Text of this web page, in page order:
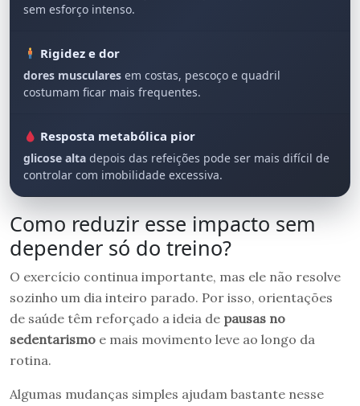
sem esforço intenso.
Rigidez e dor
dores musculares em costas, pescoço e quadril
costumam ficar mais frequentes.
Resposta metabólica pior
glicose alta depois das refeições pode ser mais difícil de
controlar com imobilidade excessiva.
Como reduzir esse impacto sem
depender só do treino?
O exercício continua importante, mas ele não resolve
sozinho um dia inteiro parado. Por isso, orientações
de saúde têm reforçado a ideia de pausas no
sedentarismo e mais movimento leve ao longo da
rotina.
Algumas mudanças simples ajudam bastante nesse